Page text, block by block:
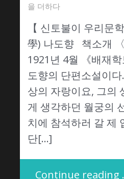
을 더하다
【 신토불이 우리문
學) 나도향 책소개
1921년 4월 《배재
도향의 단편소설이
상의 자랑이요, 그의
게 생각하던 월궁의
치에 참석하러 갈 제
단[…]
Continue reading